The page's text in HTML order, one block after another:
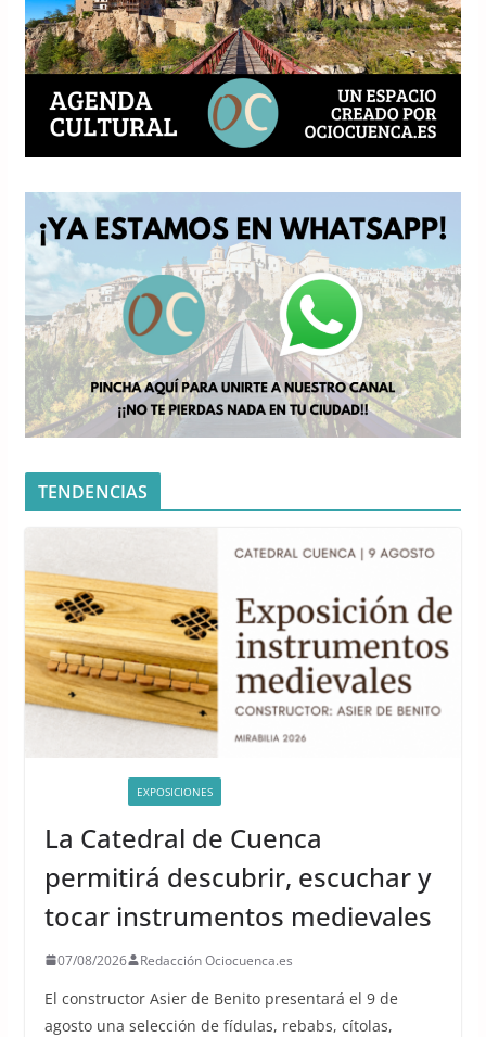
TENDENCIAS
EXPOSICIONES
La Catedral de Cuenca
permitirá descubrir, escuchar y
tocar instrumentos medievales
07/08/2026 Redacción Ociocuenca.es
El constructor Asier de Benito presentará el 9 de
agosto una selección de fídulas, rebabs, cítolas,